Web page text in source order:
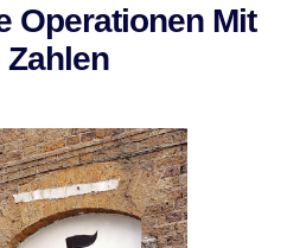
Operationen Mit